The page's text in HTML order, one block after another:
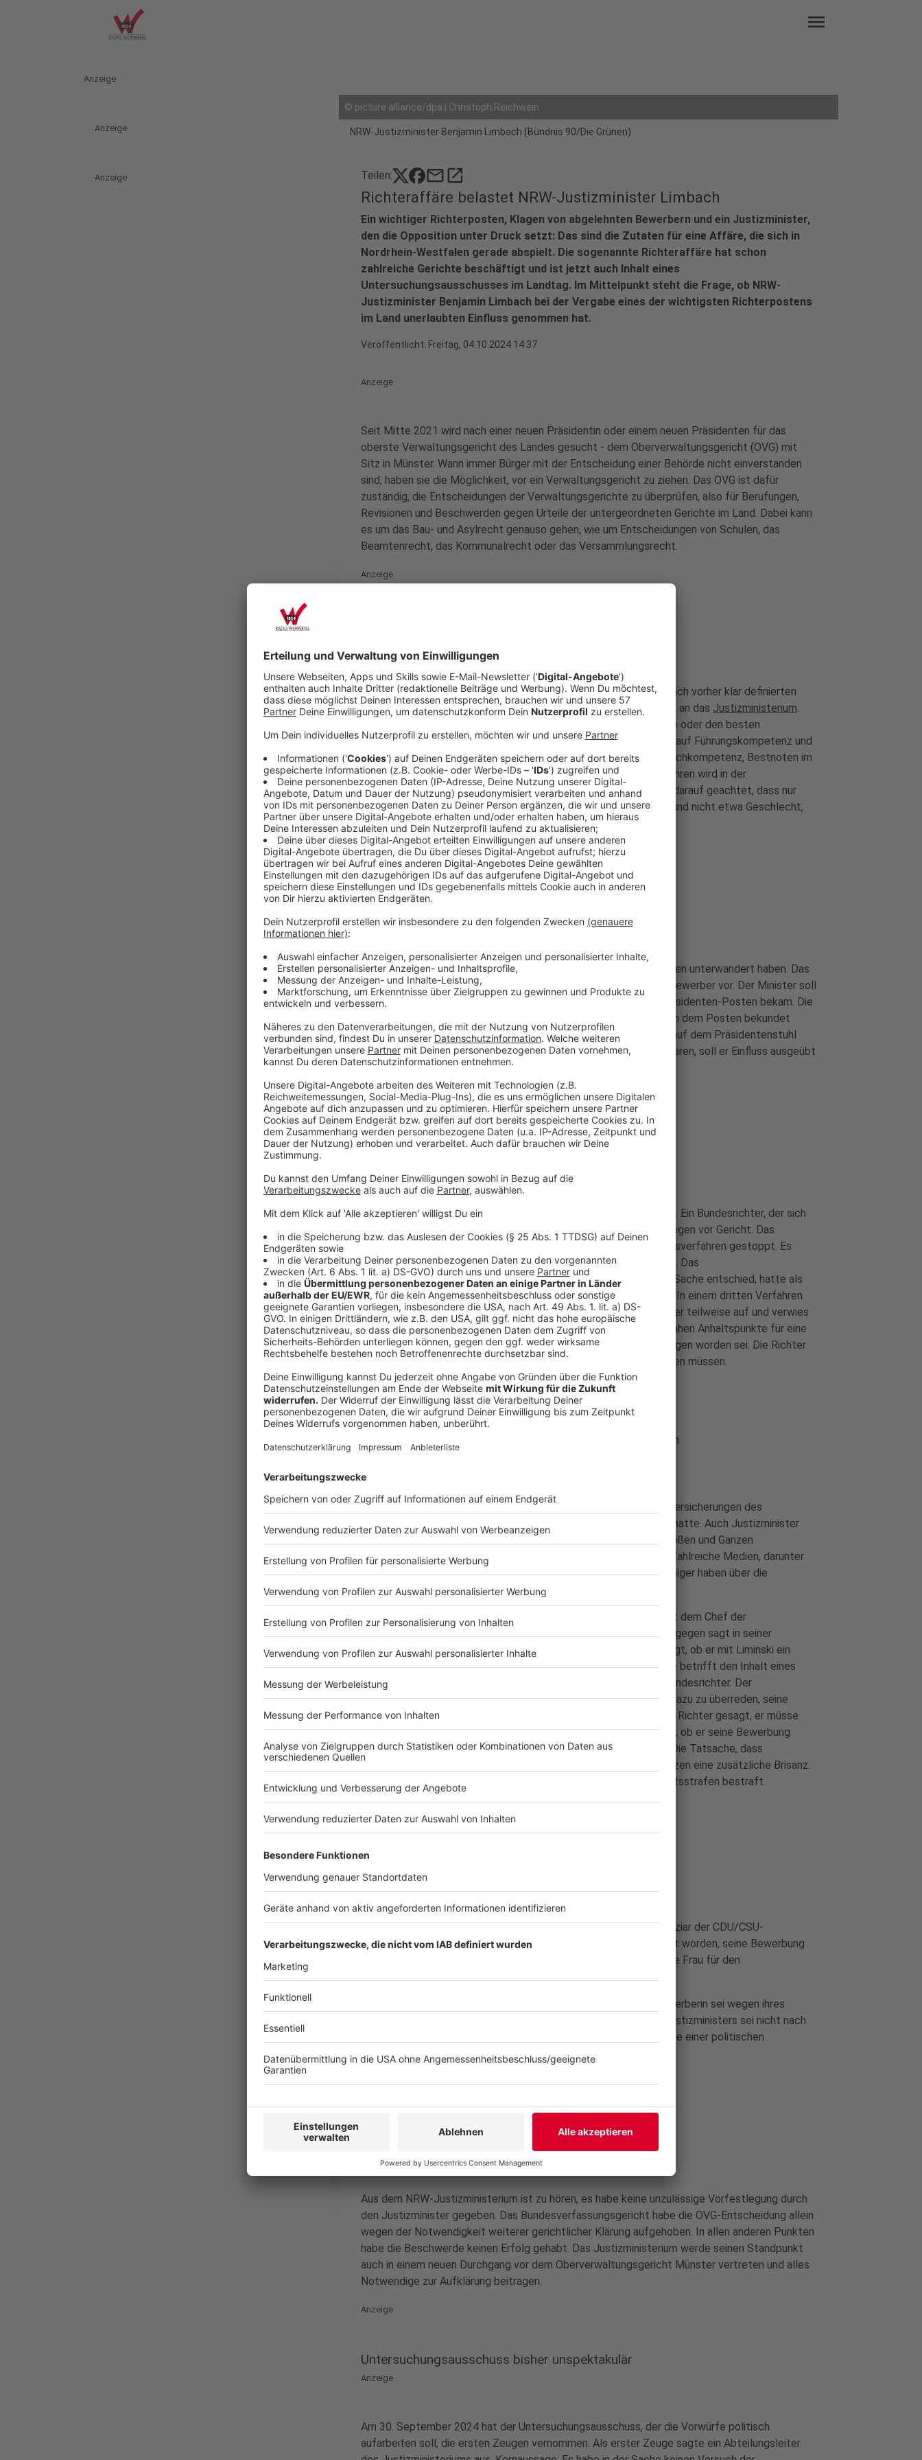
menu
Anzeige
Anzeige
Anzeige
© picture alliance/dpa | Christoph Reichwein
NRW-Justizminister Benjamin Limbach (Bündnis 90/Die Grünen)
Teilen: mailopen_in_new
Richteraffäre belastet NRW-Justizminister Limbach
Ein wichtiger Richterposten, Klagen von abgelehnten Bewerbern und ein Justizminister,
den die Opposition unter Druck setzt: Das sind die Zutaten für eine Affäre, die sich in
Nordrhein-Westfalen gerade abspielt. Die sogenannte Richteraffäre hat schon
zahlreiche Gerichte beschäftigt und ist jetzt auch Inhalt eines
Untersuchungsausschusses im Landtag. Im Mittelpunkt steht die Frage, ob NRW-
Justizminister Benjamin Limbach bei der Vergabe eines der wichtigsten Richterpostens
im Land unerlaubten Einfluss genommen hat.
Veröffentlicht: Freitag, 04.10.2024 14:37
Anzeige
Seit Mitte 2021 wird nach einer neuen Präsidentin oder einem neuen Präsidenten für das
oberste Verwaltungsgericht des Landes gesucht - dem Oberverwaltungsgericht (OVG) mit
Sitz in Münster. Wann immer Bürger mit der Entscheidung einer Behörde nicht einverstanden
sind, haben sie die Möglichkeit, vor ein Verwaltungsgericht zu ziehen. Das OVG ist dafür
zuständig, die Entscheidungen der Verwaltungsgerichte zu überprüfen, also für Berufungen,
Revisionen und Beschwerden gegen Urteile der untergeordneten Gerichte im Land. Dabei kann
es um das Bau- und Asylrecht genauso gehen, wie um Entscheidungen von Schulen, das
Beamtenrecht, das Kommunalrecht oder das Versammlungsrecht.
Anzeige
Ein Bewerbungsverfahren für diesen hohen Richterposten läuft nach vorher klar definierten
Regeln ab: Bewerberinnen und Bewerber schicken ihre Bewerbung an das Justizministerium.
Das prüft und vergleicht die Bewerbungen mit dem Ziel, die beste oder den besten
Kandidaten zu finden. Klassischerweise wird dabei unter anderem auf Führungskompetenz und
Teamfähigkeit genauso geachtet, wie auf eine hohe Sach- und Fachkompetenz, Bestnoten im
Studium und eine entsprechend hohe Belastbarkeit. Dieses Verfahren wird in der
Verwaltungssprache “Bestenauslese” genannt. Dabei wird genau darauf geachtet, dass nur
Kompetenzen, Fähigkeiten und Erfahrung berücksichtigt werden und nicht etwa Geschlecht,
Herkunft oder persönliche Verbindungen.
Anzeige
Limbach soll Prinzip der Bestenauslese verletzt haben
Anzeige
NRW-JustizministerBenjamin Limbach (Grüne)
soll dieses Verfahren unterwandert haben. Das
werfen ihm die Opposition im Landtag und mindestens einer der Bewerber vor. Der Minister soll
dafür gesorgt haben, dass eine Freundin den Zuschlag für den Präsidenten-Posten bekam. Die
Bekannte soll erst bei einem privaten Abendessen ihr Interesse an dem Posten bekundet
haben. Der Vorwurf lautet nun: Weil Limbach einerseits eine Frau auf dem Präsidentenstuhl
sehen wollte und er und die Bewerberin eine Zeit lang Kollegen waren, soll er Einfluss ausgeübt
haben, damit sie den Posten erhält.
Anzeige
Mitbewerber klagte teilweise erfolgreich
Am Ende erhielt Limbachs Duz-Freundin tatsächlich den Zuschlag. Ein Bundesrichter, der sich
ebenfalls beworben hatte, und ein weiterer Bewerber, zogen dagegen vor Gericht. Das
Verwaltungsgericht Münster hatte dann zunächst das Besetzungsverfahren gestoppt. Es
äußerte Kritik und sprach von manipulativer Verfahrensgestaltung. Das
Oberverwaltungsgericht in Münster, das pikanterweise in eigener Sache entschied, hatte als
zweite Instanz gegen die Personalentscheidung keine Bedenken. In einem dritten Verfahren
hob das Bundesverfassungsgericht die Entscheidung des OVG aber teilweise auf und verwies
den Fall wieder an das OVG. Die Verfassungsrichter in Karlsruhe sahen Anhaltspunkte für eine
Vorfestlegung des Ministers, denen nicht ausreichend nachgegangen worden sei. Die Richter
befanden, dass die Vorwürfe besser geprüft und aufgeklärt werden müssen.
Anzeige
Drei eidesstattliche Versicherungen mit Widersprüchen
Zu dem ganzen Vorgang liegen inzwischen zwei eidesstattliche Versicherungen des
Bundesrichters vor, der gegen das Besetzungsverfahren geklagt hatte. Auch Justizminister
Limbach hat eine eidesstattliche Versicherung abgegeben. Im Großen und Ganzen
widersprechen sich die Aussagen in zwei wesentlichen Punkten. Zahlreiche Medien, darunter
die Westdeutsche Allgemeine Zeitung und der Kölner Stadt-Anzeiger haben über die
Eidesstattliche Versicherungen ausführlich berichtet.
Der Bundesrichter führt aus, ihm sei von Limbach ein Gespräch mit dem Chef der
Staatskanzlei, Nathanael Liminski empfohlen worden. Limbach hingegen sagt in seiner
Versicherung aus, der Bundesrichter habe ihn selbst danach gefragt, ob er mit Liminski ein
Gespräch führen könne. Das ist der erste Widerspruch. Der zweite betrifft den Inhalt eines
Gesprächs am 11. November 2022 zwischen Limbach und dem Bundesrichter. Der
Bundesrichter berichtet, das Gespräch habe das Ziel gehabt, ihn dazu zu überreden, seine
Bewerbung zurückzuziehen. Limbach wiederum sagt, er habe dem Richter gesagt, er müsse
angesichts des hochkarätigen Bewerberfelds selbst entscheiden, ob er seine Bewerbung
aufrechterhalte. Niemand werde ihm böse sein, wenn er das tue. Die Tatsache, dass
eidesstattliche Erklärungen abgegeben wurden, verleiht dem Ganzen eine zusätzliche Brisanz:
Falsche Erklärungen an Eides Statt werden mit Geld- oder Freiheitsstrafen bestraft.
Vorwurf der politischen Vorfestlegung
Anzeige
Der unterlegene Bundesrichter sagt außerdem, er habe vom Justiziar der CDU/CSU-
Bundestagsfraktion einen Anruf erhalten. Darin sei er aufgefordert worden, seine Bewerbung
zurückzuziehen. Koalitionskreise in Düsseldorf hätten sich auf eine Frau für den
Der Bundesrichter zieht daraus den Schluss, die erfolgreiche Bewerberin sei wegen ihres
Geschlechts bevorzugt worden. Die Auswahlentscheidung des Justizministers sei nicht nach
der vom Grundgesetz verlangten Bestenauswahl, sondern im Wege einer politischen
Vorfestlegung getroffen worden.
Anzeige
Ministerium weist Vorwürfe zurück
Aus dem NRW-Justizministerium ist zu hören, es habe keine unzulässige Vorfestlegung durch
den Justizminister gegeben. Das Bundesverfassungsgericht habe die OVG-Entscheidung allein
wegen der Notwendigkeit weiterer gerichtlicher Klärung aufgehoben. In allen anderen Punkten
habe die Beschwerde keinen Erfolg gehabt. Das Justizministerium werde seinen Standpunkt
auch in einem neuen Durchgang vor dem Oberverwaltungsgericht Münster vertreten und alles
Notwendige zur Aufklärung beitragen.
Anzeige
Untersuchungsausschuss bisher unspektakulär
Anzeige
Am 30. September 2024 hat der Untersuchungsausschuss, der die Vorwürfe politisch
aufarbeiten soll, die ersten Zeugen vernommen. Als erster Zeuge sagte ein Abteilungsleiter